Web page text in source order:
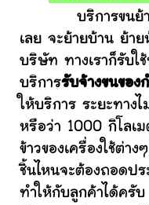
บริการขนย้ายข
เลย จะย้ายบ้าน ย้า
บริษัท ทางเราก็รับใ
บริการรับจ้างขนของ
ให้บริการ ระยะทาง
หรือว่า 1000 กิโลเ
ข้าวของเครื่องใช้ต่า
ชิ้นไหนจะต้องถอดป
ทำให้กับลูกค้าได้ครั